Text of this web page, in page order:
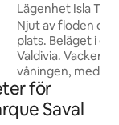
Lägenhet Isla
parkering
Njut av floden
plats. Beläget i
Valdivia. Vacker
våningen, med
vacker brygga
som döljer
Pool med utsikt
för
Saval